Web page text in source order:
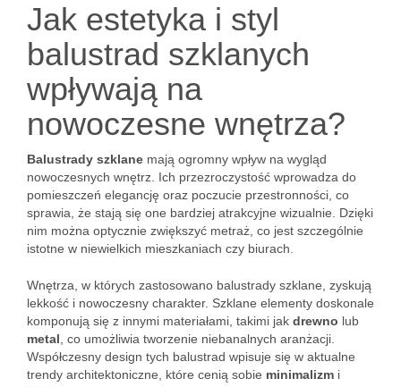
Jak estetyka i styl
balustrad szklanych
wpływają na
nowoczesne wnętrza?
Balustrady szklane mają ogromny wpływ na wygląd
nowoczesnych wnętrz. Ich przezroczystość wprowadza do
pomieszczeń elegancję oraz poczucie przestronności, co
sprawia, że stają się one bardziej atrakcyjne wizualnie. Dzięki
nim można optycznie zwiększyć metraż, co jest szczególnie
istotne w niewielkich mieszkaniach czy biurach.
Wnętrza, w których zastosowano balustrady szklane, zyskują
lekkość i nowoczesny charakter. Szklane elementy doskonale
komponują się z innymi materiałami, takimi jak drewno lub
metal , co umożliwia tworzenie niebanalnych aranżacji.
Współczesny design tych balustrad wpisuje się w aktualne
trendy architektoniczne, które cenią sobie minimalizm i